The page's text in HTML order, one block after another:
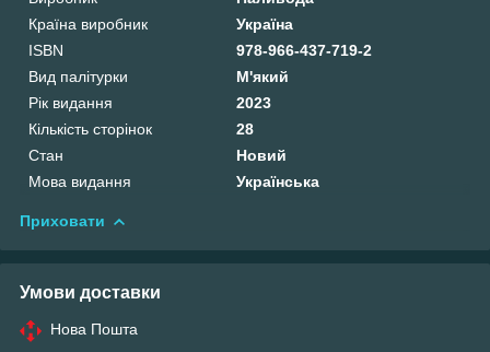
Країна виробник
Україна
ISBN
978-966-437-719-2
Вид палітурки
М'який
Рік видання
2023
Кількість сторінок
28
Стан
Новий
Мова видання
Українська
Приховати
Умови доставки
Нова Пошта